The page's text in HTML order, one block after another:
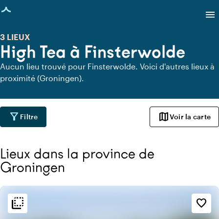
chargée
menu
High Tea à Finsterwolde
3 LIEUX
Aucun lieu trouvé pour Finsterwolde. Voici d'autres lieux à
proximité (Groningen).
filter_alt Filtre mapVoir la carte
Lieux dans la province de
Groningen
flip_to_back favorite_border
flip_to_back Ambiance
info
Botanique